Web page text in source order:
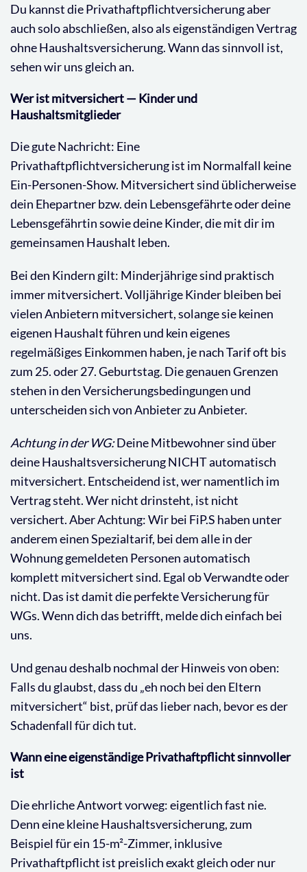
Du kannst die Privathaftpflichtversicherung aber
auch solo abschließen, also als eigenständigen Vertrag
ohne Haushaltsversicherung. Wann das sinnvoll ist,
sehen wir uns gleich an.
Wer ist mitversichert — Kinder und
Haushaltsmitglieder
Die gute Nachricht: Eine
Privathaftpflichtversicherung ist im Normalfall keine
Ein-Personen-Show. Mitversichert sind üblicherweise
dein Ehepartner bzw. dein Lebensgefährte oder deine
Lebensgefährtin sowie deine Kinder, die mit dir im
gemeinsamen Haushalt leben.
Bei den Kindern gilt: Minderjährige sind praktisch
immer mitversichert. Volljährige Kinder bleiben bei
vielen Anbietern mitversichert, solange sie keinen
eigenen Haushalt führen und kein eigenes
regelmäßiges Einkommen haben, je nach Tarif oft bis
zum 25. oder 27. Geburtstag. Die genauen Grenzen
stehen in den Versicherungsbedingungen und
unterscheiden sich von Anbieter zu Anbieter.
Achtung in der WG:Deine Mitbewohner sind über
deine Haushaltsversicherung NICHT automatisch
mitversichert. Entscheidend ist, wer namentlich im
Vertrag steht. Wer nicht drinsteht, ist nicht
versichert. Aber Achtung: Wir bei FiP.S haben unter
anderem einen Spezialtarif, bei dem alle in der
Wohnung gemeldeten Personen automatisch
komplett mitversichert sind. Egal ob Verwandte oder
nicht. Das ist damit die perfekte Versicherung für
WGs. Wenn dich das betrifft, melde dich einfach bei
uns.
Und genau deshalb nochmal der Hinweis von oben:
Falls du glaubst, dass du „eh noch bei den Eltern
mitversichert“ bist, prüf das lieber nach, bevor es der
Schadenfall für dich tut.
Wann eine eigenständige Privathaftpflicht sinnvoller
ist
Die ehrliche Antwort vorweg: eigentlich fast nie.
Denn eine kleine Haushaltsversicherung, zum
Beispiel für ein 15-m²-Zimmer, inklusive
Privathaftpflicht ist preislich exakt gleich oder nur